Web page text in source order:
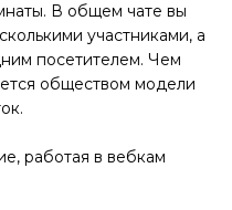
В общем чате вы
участниками, а
посетителем. Чем
обществом модели
работая в вебкам